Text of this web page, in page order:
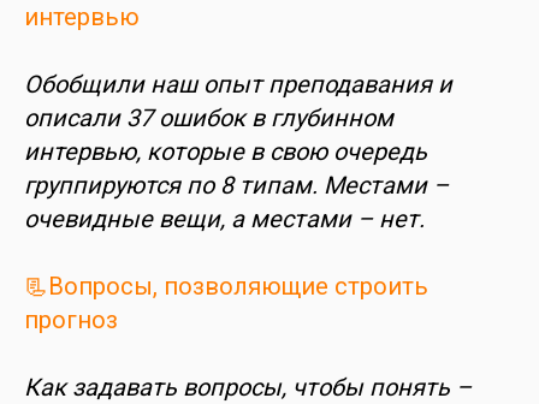
интервью
Обобщили наш опыт преподавания и
описали 37 ошибок в глубинном
интервью, которые в свою очередь
группируются по 8 типам. Местами –
очевидные вещи, а местами – нет.
📃Вопросы, позволяющие строить
прогноз
Как задавать вопросы, чтобы понять –